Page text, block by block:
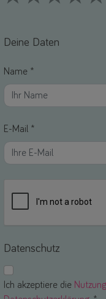
Deine Daten
Name *
E-Mail *
Datenschutz
Ich akzeptiere die